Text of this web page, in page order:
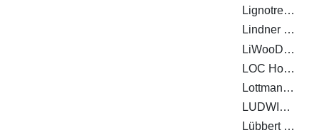
Lignotrend Produktions GmbH
Lindner Gipsfaser- und Trockenbauprodukte GmbH
LiWooD Management AG
LOC Holz GmbH
Lottmann Fensterbänke GmbH
LUDWIG SYSTEM GMBH & CO KG
Lübbert Warenhandel GmbH